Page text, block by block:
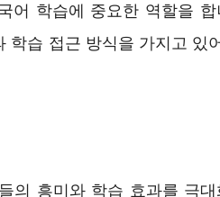
어 학습에 중요한 역할을
학습 접근 방식을 가지고 있
의 흥미와 학습 효과를 극